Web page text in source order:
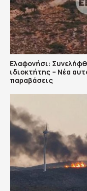
Ελαφονήσι:
ιδιοκτήτης – Νέα
παραβάσεις